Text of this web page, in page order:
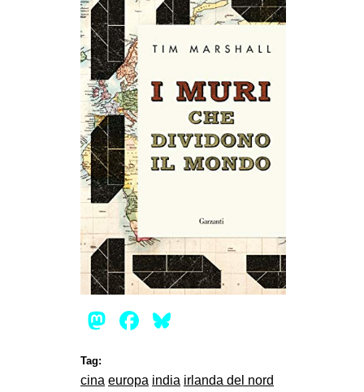
Mastodon
Facebook
Tag:
cina europa india irlanda del nord